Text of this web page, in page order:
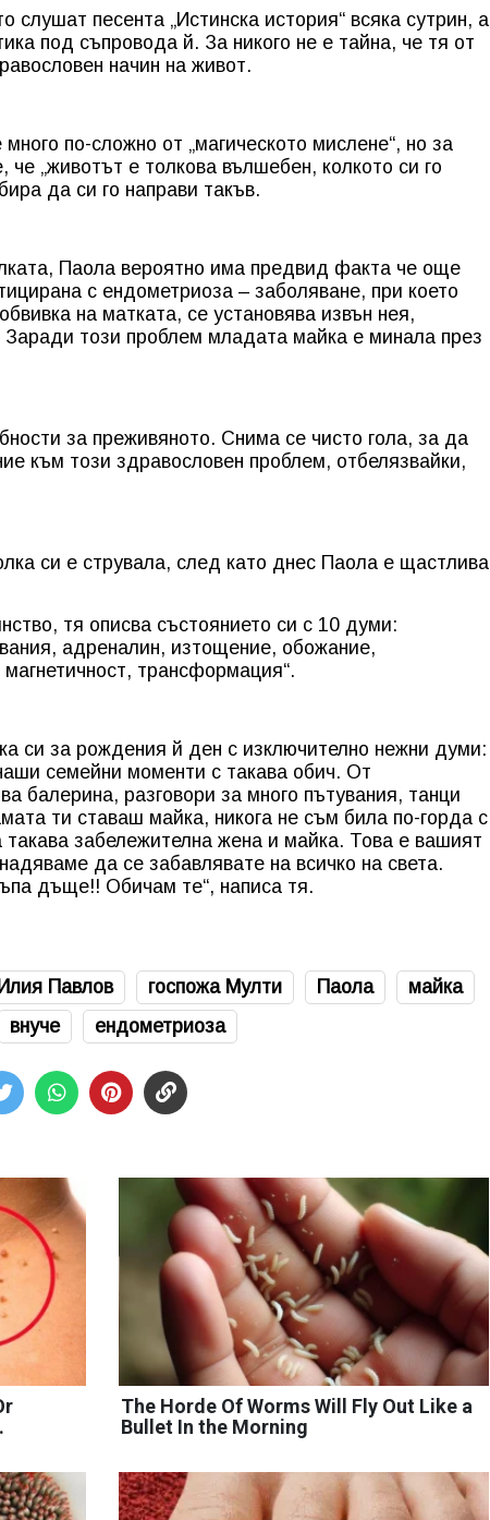
песента „Истинска история“ всяка сутрин, а
под съпровода й. За никого не е тайна, че тя от
начин на живот.
по-сложно от „магическото мислене“, но за
че „животът е толкова вълшебен, колкото си го
да си го направи такъв.
Паола вероятно има предвид факта че още
с ендометриоза – заболяване, при което
на матката, се установява извън нея,
Заради този проблем младата майка е минала през
за преживяното. Снима се чисто гола, за да
към този здравословен проблем, отбелязвайки,
си е струвала, след като днес Паола е щастлива
тя описва състоянието си с 10 думи:
адреналин, изтощение, обожание,
трансформация“.
си за рождения й ден с изключително нежни думи:
семейни моменти с такава обич. От
балерина, разговори за много пътувания, танци
ти ставаш майка, никога не съм била по-горда с
забележителна жена и майка. Това е вашият
да се забавлявате на всичко на света.
дъще!! Обичам те“, написа тя.
Павлов госпожа Мулти Паола
майка
внуче ендометриоза
The Horde Of Worms Will Fly Out Like a
Bullet In the Morning